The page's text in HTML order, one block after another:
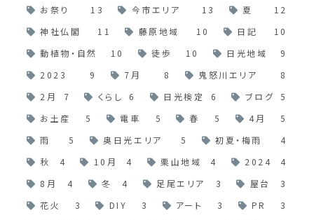
お祭り
13 今市エリア 13 夏
12
神社仏閣
11 藤原地域 10 日記
10
動植物・自然
10 徒歩 10 日光地域
9
2023
9 7月 8 鬼怒川エリア
8
2月
7 くらし 6 日光検定 6 ブログ
5
お土産
5 電車 5 春 5 4月
5
雨
5 奥日光エリア 5 初夏・梅雨
4
秋
4 10月 4 栗山地域 4 2024
4
8月
4 冬 4 足尾エリア 3 屋台
3
花火
3 DIY 3 アート 3 PR
3